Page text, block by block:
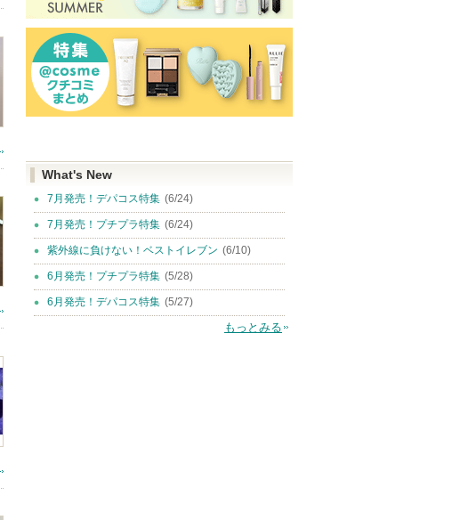
What's New
7月発売！デパコス特集 (6/24)
7月発売！プチプラ特集 (6/24)
紫外線に負けない！ベストイレブン (6/10)
6月発売！プチプラ特集 (5/28)
6月発売！デパコス特集 (5/27)
もっとみる